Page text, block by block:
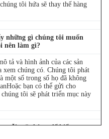
tôi hứa sẽ thay thế hàng
những gì chúng tôi muốn
nên làm gì?
tả và hình ảnh của các sản
xem chúng có. Chúng tôi phát
một số trong số họ đã không
bạn có thể gửi cho
tôi sẽ phát triển mục này
mỗi mặt hàng để kiểm tra